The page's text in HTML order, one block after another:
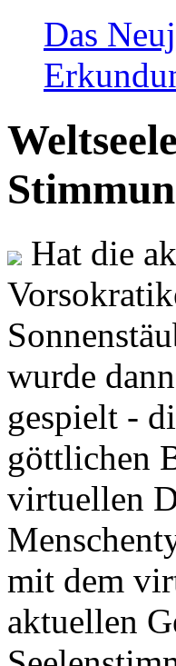
Das
Hat die
wurde
gespielt -
göttlichen
virtuellen
mit dem
aktuellen